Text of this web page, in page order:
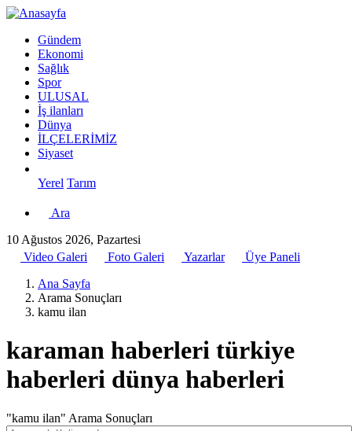
Gündem
Ekonomi
Sağlık
Spor
ULUSAL
İş ilanları
Dünya
İLÇELERİMİZ
Siyaset
Yerel Tarım
Ara
10 Ağustos 2026, Pazartesi
Video Galeri
Foto Galeri Yazarlar
Üye Paneli
Ana Sayfa
Arama Sonuçları
kamu ilan
karaman haberleri türkiye
haberleri dünya haberleri
"kamu ilan" Arama Sonuçları